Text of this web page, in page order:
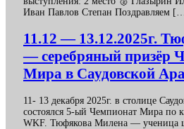
Иван Павлов Степан Поздравляем
11.12 — 13.12.2025г.
— серебряный призёр
Мира в Саудовской
11- 13 декабря 2025г. в столице
состоялся 5-ый Чемпионат Мира по
WKF. Тюфякова Милена — ученица